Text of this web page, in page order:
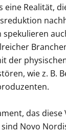
eine Realität,
spekulieren
der
wie z. B.
das
Novo